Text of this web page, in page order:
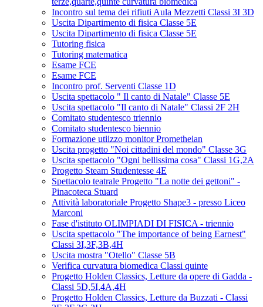
Incontro sul tema dei rifiuti Aula Mezzetti Classi 3I 3D
Uscita Dipartimento di fisica Classe 5E
Uscita Dipartimento di fisica Classe 5E
Tutoring fisica
Tutoring matematica
Esame FCE
Esame FCE
Incontro prof. Serventi Classe 1D
Uscita spettacolo " Il canto di Natale" Classe 5E
Uscita spettacolo "Il canto di Natale" Classi 2F 2H
Comitato studentesco triennio
Comitato studentesco biennio
Formazione utiizzo monitor Prometheian
Uscita progetto "Noi cittadini del mondo" Classe 3G
Uscita spettacolo "Ogni bellissima cosa" Classi 1G,2A
Progetto Steam Studentesse 4E
Spettacolo teatrale Progetto "La notte dei gettoni" -
Pinacoteca Stuard
Attività laboratoriale Progetto Shape3 - presso Liceo
Marconi
Fase d'istituto OLIMPIADI DI FISICA - triennio
Uscita spettacolo "The importance of being Earnest"
Classi 3I,3F,3B,4H
Uscita mostra "Otello" Classe 5B
Verifica curvatura biomedica Classi quinte
Progetto Holden Classics, Letture da opere di Gadda -
Classi 5D,5I,4A,4H
Progetto Holden Classics, Letture da Buzzati - Classi